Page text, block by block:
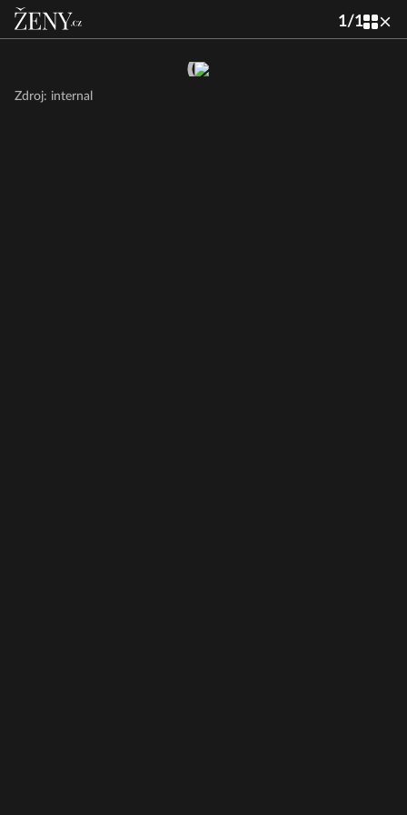
1/1
Zdroj: internal